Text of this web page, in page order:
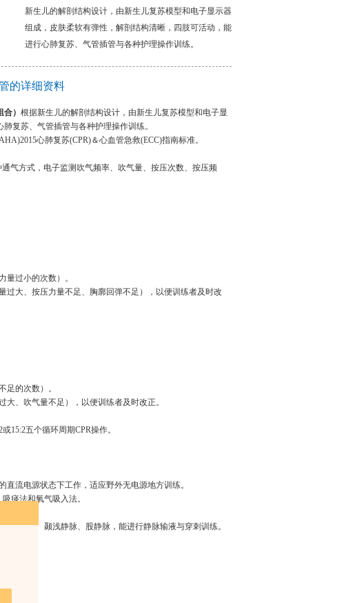
新生儿的解剖结构设计，由新生儿复苏模型和电子显示器
组成，皮肤柔软有弹性，解剖结构清晰，四肢可活动，能
进行心肺复苏、气管插管与各种护理操作训练。
的详细资料
） 根据新生儿的解剖结构设计，由新生儿复苏模型和电子显
复苏、气管插管与各种护理操作训练。
心肺复苏(CPR)＆心血管急救(ECC)指南标准。
气方式，电子监测吹气频率、吹气量、按压次数、按压频
量过小的次数）。
过大、按压力量不足、胸廓回弹不足），以便训练者及时改
足的次数）。
、吹气量不足），以便训练者及时改正。
15:2五个循环周期CPR操作。
流电源状态下工作，适应野外无电源地方训练。
痰法和氧气吸入法。
等。
上静脉、颞浅静脉、股静脉，能进行静脉输液与穿刺训练。